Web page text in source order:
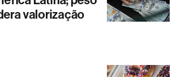
valorização